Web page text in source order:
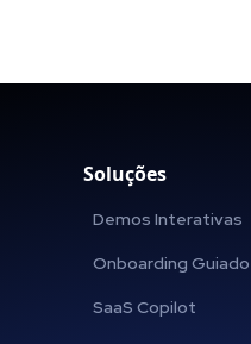
Soluções
Demos Interativas
Onboarding Guiado
SaaS Copilot